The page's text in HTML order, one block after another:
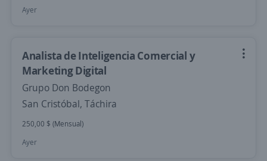
Ayer
Analista de Inteligencia Comercial y
Marketing Digital
Grupo Don Bodegon
San Cristóbal, Táchira
250,00 $ (Mensual)
Ayer